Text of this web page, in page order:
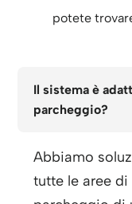
potete
Il sistema è
parcheggio?
Abbiamo
tutte le aree